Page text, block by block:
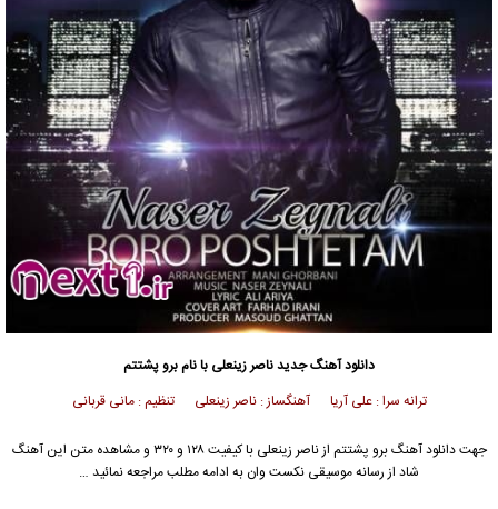
دانلود آهنگ جدیدناصر زینعلی با نام برو پشتتم
ترانه سرا : علی آریا آهنگساز : ناصر زینعلی تنظیم : مانی قربانی
جهت دانلود آهنگ برو پشتتم ازناصر زینعلی
با کیفیت ۱۲۸ و ۳۲۰ و مشاهده متن این آهنگ
شاد از رسانه موسیقی نکست وان به ادامه مطلب مراجعه نمائید …